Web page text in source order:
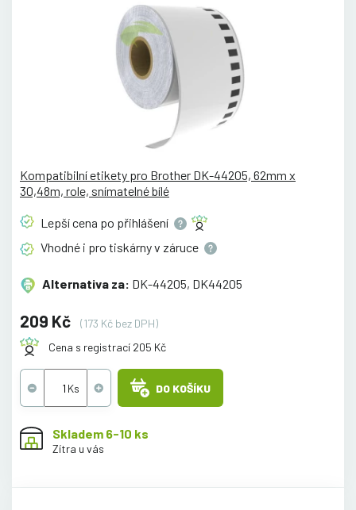
Kompatibilní etikety pro Brother DK-44205, 62mm x
30,48m, role, snímatelné bílé
Lepší cena po přihlášení
Vhodné i pro tiskárny v záruce
Alternativa za: DK-44205, DK44205
209 Kč
(173 Kč bez DPH)
Cena s registrací 205 Kč
DO KOŠÍKU
Skladem 6-10 ks
Zítra u vás